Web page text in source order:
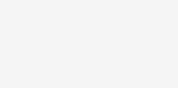
met positieve routines
insomnie (CGT-i)